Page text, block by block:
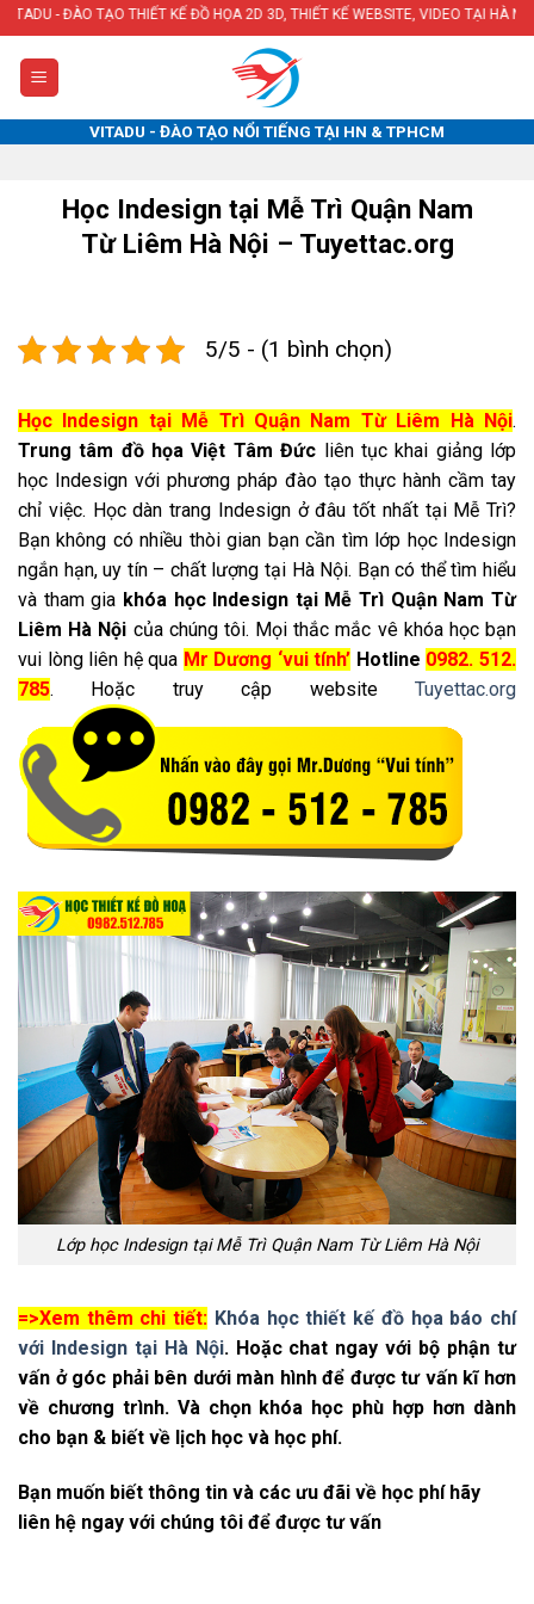
Skip
to
content
THIẾT KẾ ĐỒ HỌA 2D 3D, THIẾT KẾ WEBSITE, VIDEO TẠI HÀ NỘI & TPHCM
VITADU - ĐÀO TẠO NỔI TIẾNG TẠI HN & TPHCM
Học Indesign tại Mễ Trì Quận Nam
Từ Liêm Hà Nội – Tuyettac.org
5/5 - (1 bình chọn)
Học Indesign tại Mễ Trì Quận Nam Từ Liêm Hà Nội.
Trung tâm đồ họa Việt Tâm Đức liên tục khai giảng lớp
học Indesign với phương pháp đào tạo thực hành cầm tay
chỉ việc. Học dàn trang Indesign ở đâu tốt nhất tại Mễ Trì?
Bạn không có nhiều thòi gian bạn cần tìm lớp học Indesign
ngắn hạn, uy tín – chất lượng tại Hà Nội. Bạn có thể tìm hiểu
và tham gia khóa học Indesign tại Mễ Trì Quận Nam Từ
Liêm Hà Nội của chúng tôi. Mọi thắc mắc vê khóa học bạn
vui lòng liên hệ qua Mr Dương ‘vui tính’ Hotline 0982. 512.
785. Hoặc truy cập website Tuyettac.org
Lớp học Indesign tại Mễ Trì Quận Nam Từ Liêm Hà Nội
=>Xem thêm chi tiết: Khóa học thiết kế đồ họa báo chí
với Indesign tại Hà Nội. Hoặc chat ngay với bộ phận tư
vấn ở góc phải bên dưới màn hình để được tư vấn kĩ hơn
về chương trình. Và chọn khóa học phù hợp hơn dành
cho bạn & biết về lịch học và học phí.
Bạn muốn biết thông tin và các ưu đãi về học phí hãy
liên hệ ngay với chúng tôi để được tư vấn